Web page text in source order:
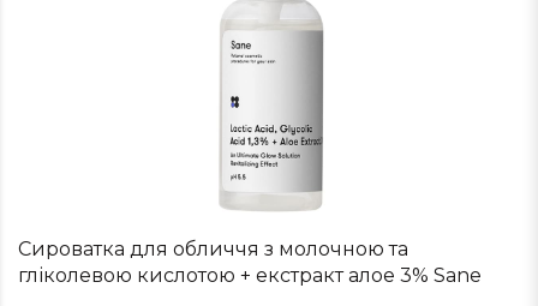
Сироватка для обличчя з молочною та
гліколевою кислотою + екстракт алое 3% Sane